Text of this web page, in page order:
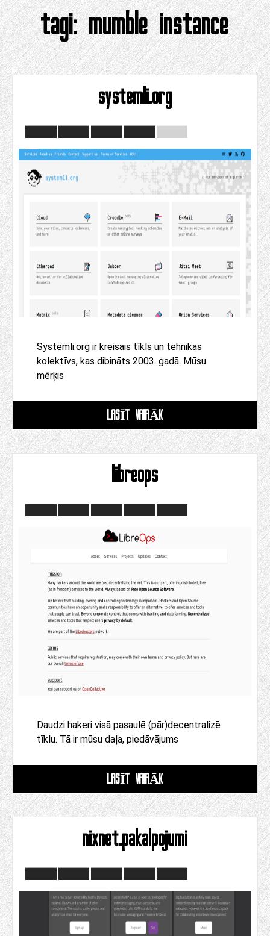
tagi:mumble instance
systemli.org
Systemli.org ir kreisais tīkls un tehnikas
kolektīvs, kas dibināts 2003. gadā. Mūsu
mērķis
LASĪT VAIRĀK
libreops
Daudzi hakeri visā pasaulē (pār)decentralizē
tīklu. Tā ir mūsu daļa, piedāvājums
LASĪT VAIRĀK
nixnet.pakalpojumi